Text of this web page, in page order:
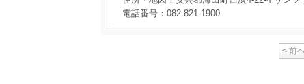
電話番号：082-821-1900
< 前